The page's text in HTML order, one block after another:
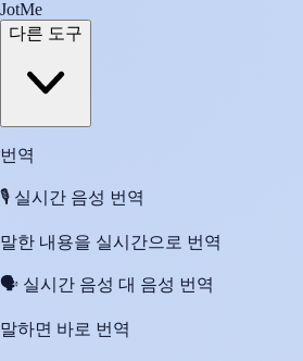
JotMe
다른 도구
번역
🎙️ 실시간 음성 번역
말한 내용을 실시간으로 번역
🗣️ 실시간 음성 대 음성 번역
말하면 바로 번역